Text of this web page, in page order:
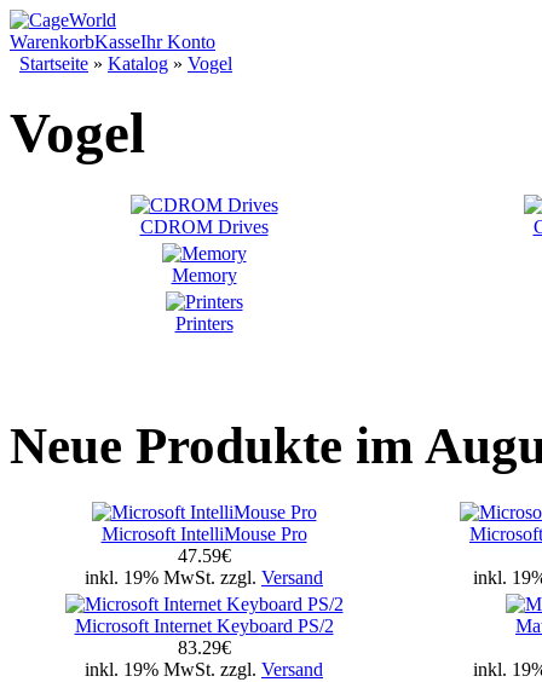
WarenkorbKasseIhr Konto
Startseite » Katalog » Vogel
Vogel
CDROM Drives
Memory
Printers
Neue Produkte im
Microsoft IntelliMouse Pro
47.59€
inkl. 19% MwSt. zzgl. Versand inkl.
Microsoft Internet Keyboard PS/2
83.29€
inkl. 19% MwSt. zzgl. Versand inkl.